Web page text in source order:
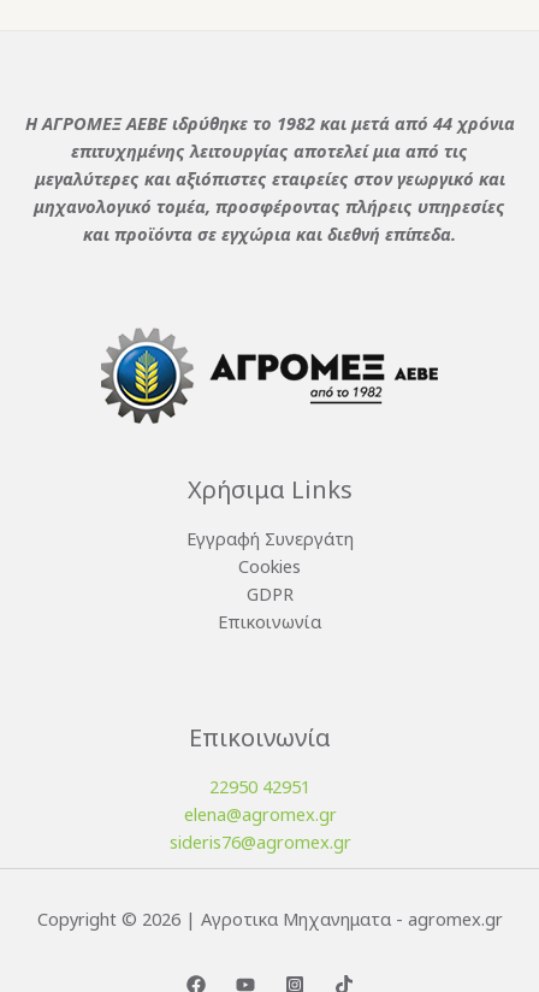
Η ΑΓΡΟΜΕΞ ΑΕΒΕ ιδρύθηκε το 1982 και μετά από 44 χρόνια
επιτυχημένης λειτουργίας αποτελεί μια από τις
μεγαλύτερες και αξιόπιστες εταιρείες στον γεωργικό και
μηχανολογικό τομέα, προσφέροντας πλήρεις υπηρεσίες
και προϊόντα σε εγχώρια και διεθνή επίπεδα.
Χρήσιμα Links
Εγγραφή Συνεργάτη
Cookies
GDPR
Επικοινωνία
Επικοινωνία
22950 42951
elena@agromex.gr
sideris76@agromex.gr
Copyright © 2026 | Αγροτικα Μηχανηματα - agromex.gr